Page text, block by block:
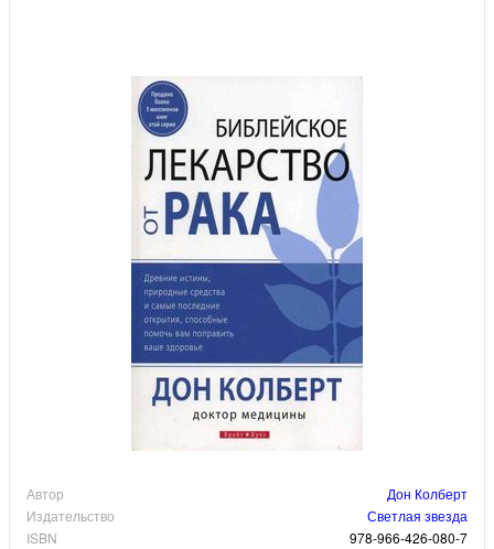
Автор
Дон Колберт
Издательство
Светлая звезда
ISBN
978-966-426-080-7